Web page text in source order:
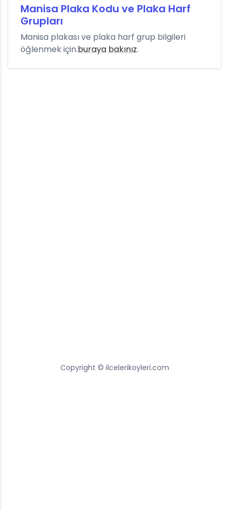
Manisa Plaka Kodu ve Plaka Harf
Grupları
Manisa plakası ve plaka harf grup bilgileri
öğlenmek için.buraya bakınız.
Copyright © ilcelerikoyleri.com